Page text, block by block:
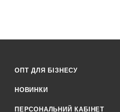
ОПТ ДЛЯ БІЗНЕСУ
НОВИНКИ
ПЕРСОНАЛЬНИЙ КАБІНЕТ